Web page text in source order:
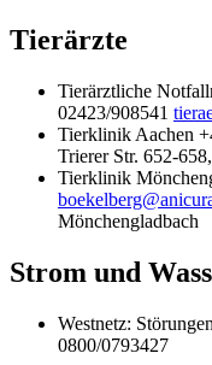
Tierärzte
Tierärztliche
02423/908541
Tierklinik Aachen
Trierer Str. 652-
Tierklinik
Mönchengladbach
Strom und
Westnetz:
0800/0793427